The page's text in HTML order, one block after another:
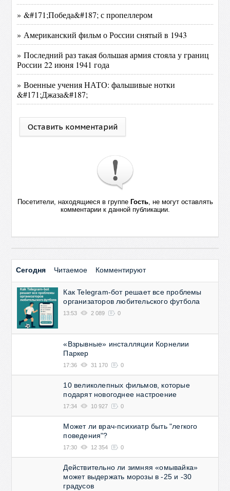
» &#171;Победа&#187; с пропеллером
» Американский фильм о России снятый в 1943
» Последний раз такая большая армия стояла у границ
России 22 июня 1941 года
» Военные учения НАТО: фальшивые нотки
&#171;Джаза&#187;
Оставить комментарий
Посетители, находящиеся в группе Гость, не могут оставлять
комментарии к данной публикации.
Сегодня Читаемое Комментируют
Как Telegram-бот решает все проблемы
организаторов любительского футбола
13:53 2 089 0
«Взрывные» инсталляции Корнелии
Паркер
17:36 31 170 0
10 великолепных фильмов, которые
подарят новогоднее настроение
17:34 10 927 0
Может ли врач-психиатр быть "легкого
поведения"?
17:30 12 354 0
Действительно ли зимняя «омывайка»
может выдержать морозы в -25 и -30
градусов